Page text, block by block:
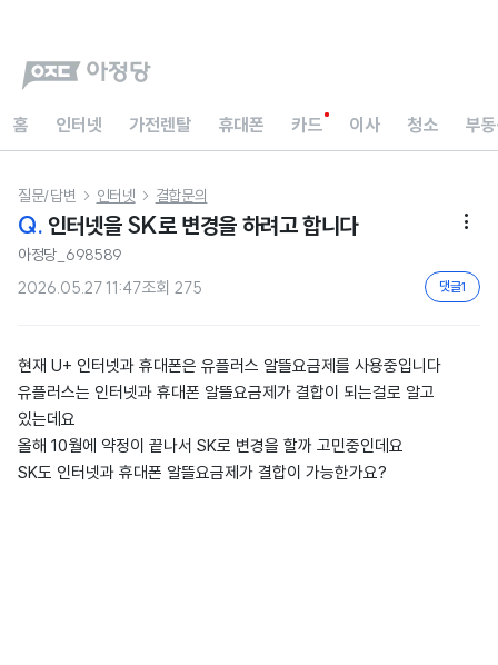
홈 인터넷 가전렌탈 휴대폰 카드 이사 청소 부
질문/답변  인터넷  결합문의
Q. 인터넷을 SK로 변경을 하려고 합니다 
아정당_698589
2026.05.27 11:47조회 275 댓글1
현재 U+ 인터넷과 휴대폰은 유플러스 알뜰요금제를 사용중입니다
유플러스는 인터넷과 휴대폰 알뜰요금제가 결합이 되는걸로 알고
있는데요
올해 10월에 약정이 끝나서 SK로 변경을 할까 고민중인데요
SK도 인터넷과 휴대폰 알뜰요금제가 결합이 가능한가요?